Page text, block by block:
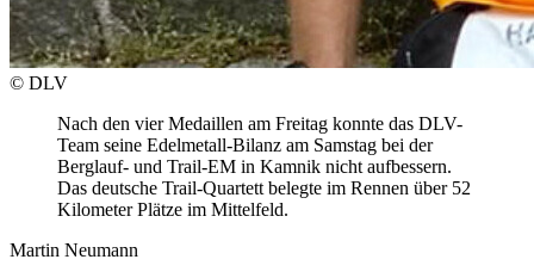
© DLV
Nach den vier Medaillen am Freitag konnte das DLV-
Team seine Edelmetall-Bilanz am Samstag bei der
Berglauf- und Trail-EM in Kamnik nicht aufbessern.
Das deutsche Trail-Quartett belegte im Rennen über 52
Kilometer Plätze im Mittelfeld.
Martin Neumann